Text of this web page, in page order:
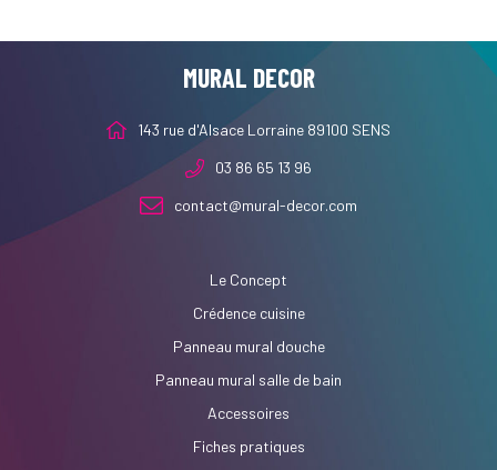
MURAL DECOR
143 rue d'Alsace Lorraine 89100 SENS
03 86 65 13 96
contact@mural-decor.com
Le Concept
Crédence cuisine
Panneau mural douche
Panneau mural salle de bain
Accessoires
Fiches pratiques